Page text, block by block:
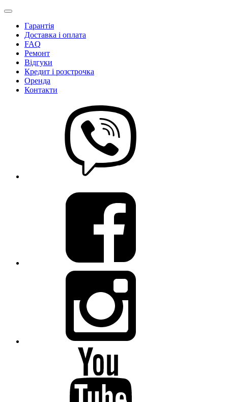
Гарантія
Доставка і оплата
FAQ
Ремонт
Відгуки
Кредит і розстрочка
Оренда
Контакти